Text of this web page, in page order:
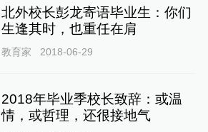
北外校长彭龙寄语毕业生：你们
生逢其时，也重任在肩
教育家 2018-06-29
2018年毕业季校长致辞：或温
情，或哲理，还很接地气